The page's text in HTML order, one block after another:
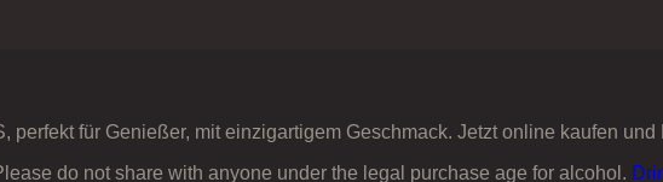
perfekt für Genießer, mit einzigartigem Geschmack. Jetzt online kaufen
do not share with anyone under the legal purchase age for alcohol.